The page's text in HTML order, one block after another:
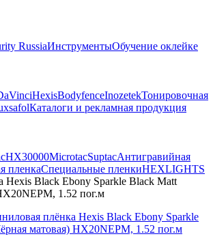
RussiaИнструментыОбучение оклейке
HexisBodyfenceInozetekТонировочная
Каталоги и рекламная продукция
HX30000MicrotacSuptacАнтигравийная
пленкаСпециальные пленкиHEXLIGHTS
Hexis Black Ebony Sparkle Black Matt
1.52 пог.м